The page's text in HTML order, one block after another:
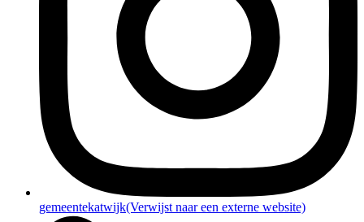
gemeentekatwijk(Verwijst naar een externe website)